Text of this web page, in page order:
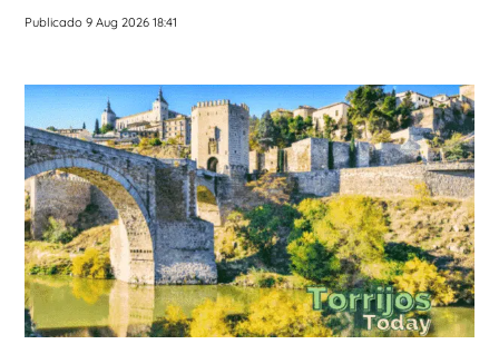
Publicado 9 Aug 2026 18:41